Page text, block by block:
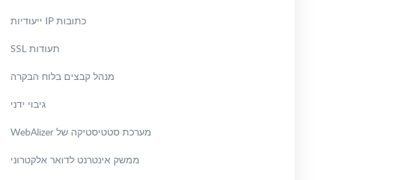
כתובות IP ייעודיות
תעודות SSL
מנהל קבצים בלוח הבקרה
גיבוי ידני
מערכת סטטיסטיקה של WebAlizer
ממשק אינטרנט לדואר אלקטרוני